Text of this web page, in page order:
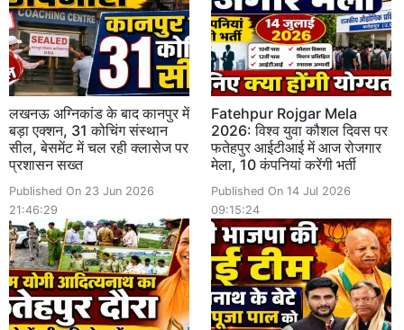
लखनऊ अग्निकांड के बाद कानपुर में
बड़ा एक्शन, 31 कोचिंग संस्थान
सील, बेसमेंट में चल रही क्लासेज पर
प्रशासन सख्त
Published On 23 Jun 2026
21:46:29
Fatehpur Rojgar Mela
2026: विश्व युवा कौशल दिवस पर
फतेहपुर आईटीआई में आज रोजगार
मेला, 10 कंपनियां करेंगी भर्ती
Published On 14 Jul 2026
09:15:24